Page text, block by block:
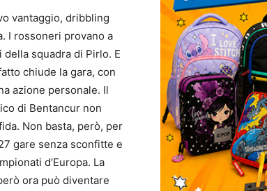
vantaggio, dribbling
I rossoneri provano a
della squadra di Pirlo. E
chiude la gara, con
azione personale. Il
di Bentancur non
Non basta, però, per
gare senza sconfitte e
d’Europa. La
ora può diventare